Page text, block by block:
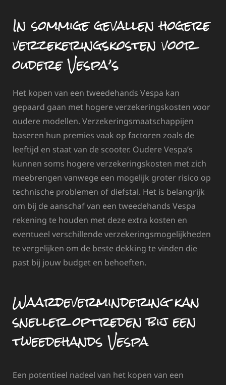
In sommige gevallen hogere
verzekeringskosten voor
oudere Vespa’s
Het kopen van een tweedehands Vespa kan
gepaard gaan met hogere verzekeringskosten voor
oudere modellen. Verzekeringsmaatschappijen
baseren hun premies vaak op factoren zoals de
leeftijd en staat van de scooter. Oudere Vespa’s
kunnen soms hogere verzekeringskosten met zich
meebrengen vanwege een mogelijk groter risico op
technische problemen of diefstal. Het is belangrijk
om bij de aanschaf van een tweedehands Vespa
rekening te houden met deze extra kosten en
eventueel verschillende verzekeringsmogelijkheden
te vergelijken om de beste dekking te vinden die
past bij jouw budget en behoeften.
Waardevermindering kan
sneller optreden bij een
tweedehands Vespa
Een potentieel nadeel van het kopen van een